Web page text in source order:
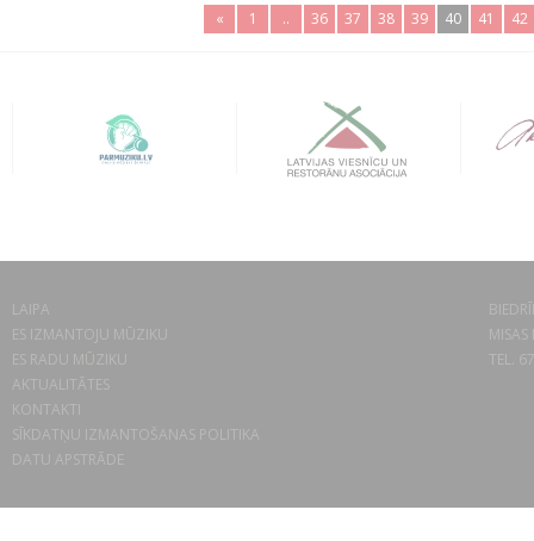
« 1 .. 36 37 38 39 40 41 42
LAIPA
ES IZMANTOJU MŪZIKU
ES RADU MŪZIKU
AKTUALITĀTES
KONTAKTI
SĪKDATŅU IZMANTOŠANAS POLITIKA
DATU APSTRĀDE
TEL.